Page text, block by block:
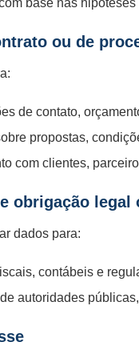
base nas
ou de
de contato,
propostas,
com clientes,
obrigação legal
dados para:
contábeis e
autoridades